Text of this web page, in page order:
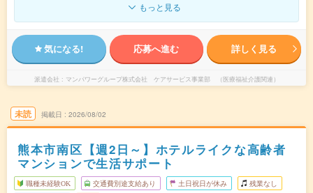
もっと見る
気になる! 応募へ進む 詳しく見る
派遣会社 マンパワーグループ株式会社 ケアサービス事業部 （医療福祉介護関連）
未読 掲載日 2026/08/02
熊本市南区【週2日～】ホテルライクな高齢者
マンションで生活サポート
職種未経験OK 交通費別途支給あり 土日祝日が休み 残業なし